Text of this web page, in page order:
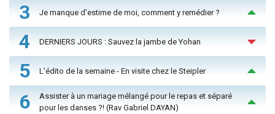
3 Je manque d'estime de moi, comment y remédier ?
4 DERNIERS JOURS : Sauvez la jambe de Yohan
5 L'édito de la semaine - En visite chez le Steipler
6
Assister à un mariage mélangé pour le repas et séparé
pour les danses ?! (Rav Gabriel DAYAN)